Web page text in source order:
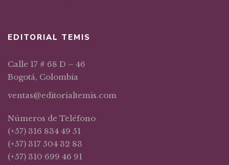
EDITORIAL TEMIS
Calle 17 # 68 D – 46
Bogotá, Colombia
ventas@editorialtemis.com
Números de Teléfono
(+57) 316 834 49 51
(+57) 317 504 32 83
(+57) 310 699 46 91